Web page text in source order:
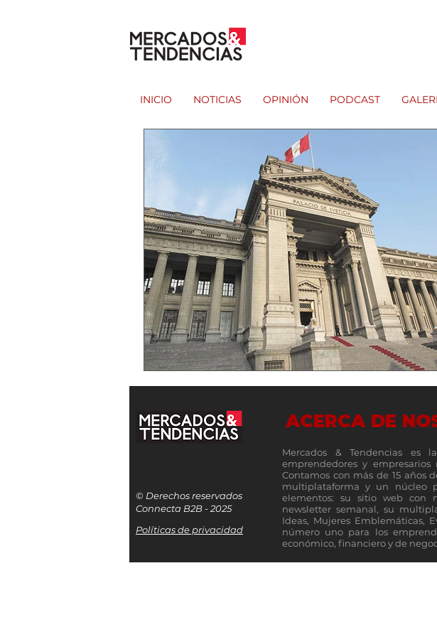
INICIO NOTICIAS OPINIÓN PODCAST
© Derechos reservados
Connecta B2B - 2025
Políticas de privacidad
ACERCA DE
Mercados & Tendencias es
emprendedores y
Contamos con más de 15 años
multiplataforma y un núcleo
elementos: su sitio web con
newsletter semanal, su
Ideas, Mujeres Emblemáticas,
número uno para los
económico, financiero y de